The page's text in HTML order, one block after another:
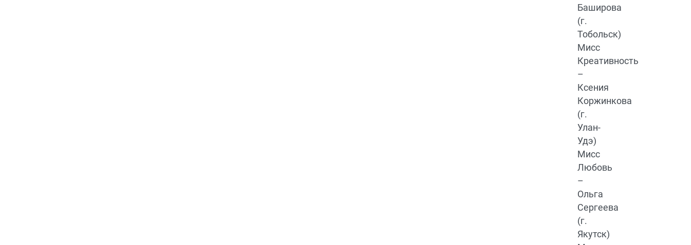
Баширова
(г.
Тобольск)
Мисс
Креативность
–
Ксения
Коржинкова
(г.
Улан-
Удэ)
Мисс
Любовь
–
Ольга
Сергеева
(г.
Якутск)